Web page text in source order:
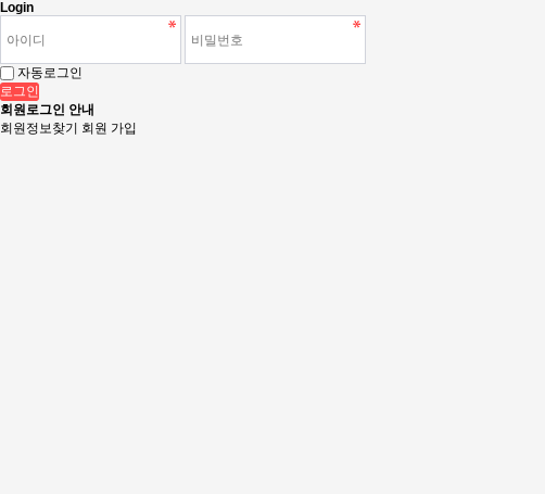
Login
자동로그인
로그인
회원로그인 안내
회원정보찾기
회원 가입